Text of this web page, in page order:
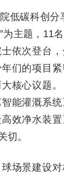
碳科创分
为主题，11
依次登台
们的项目
核心议题
能灌溉系
效净水装
切。
景建设对